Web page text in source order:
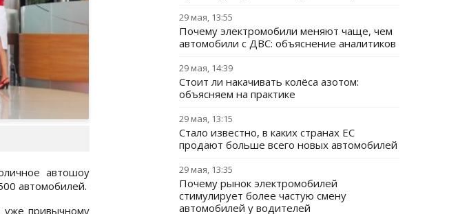
автошоу
автомобилей.
уже привычному
29 мая, 13:55
Почему электромобили меняют чаще, чем
автомобили с ДВС: объяснение аналитиков
29 мая, 14:39
Стоит ли накачивать колёса азотом:
объясняем на практике
29 мая, 13:15
Стало известно, в каких странах ЕС
продают больше всего новых автомобилей
29 мая, 13:35
Почему рынок электромобилей
стимулирует более частую смену
автомобилей у водителей